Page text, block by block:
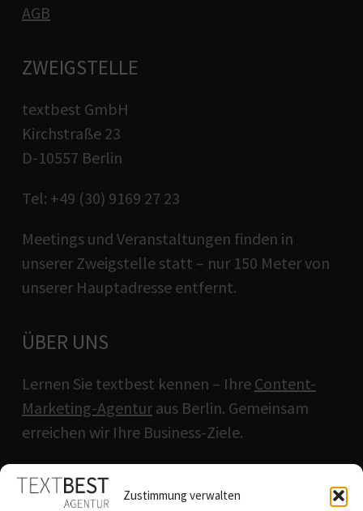
Zustimmung verwalten
AGB
ZWEIGSTELLE
textbest GmbH
Kirchstraße 23
D-10557 Berlin
Tel: +49 (30) 9169 27 23
Meetings und Veranstaltungen finden in
unserer Zweigstelle statt – nur 150 Meter von
unserer Hauptadresse entfernt.
ÜBER UNS
Lernen Sie textbest kennen – Ihre Content-
Marketing-Agenturaus Berlin. Gemeinsam
erreichen wir Ihre Business-Ziele.
QUICKLINKS